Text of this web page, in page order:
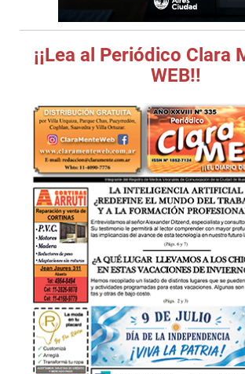
¡¡Lea al Periódico Clara
WEB!!